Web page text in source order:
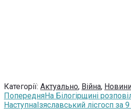
Категорії: Актуально, Війна,
ПопередняНа Білогірщині
НаступнаІзяславський лісгосп за